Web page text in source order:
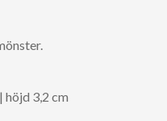
3,2 cm